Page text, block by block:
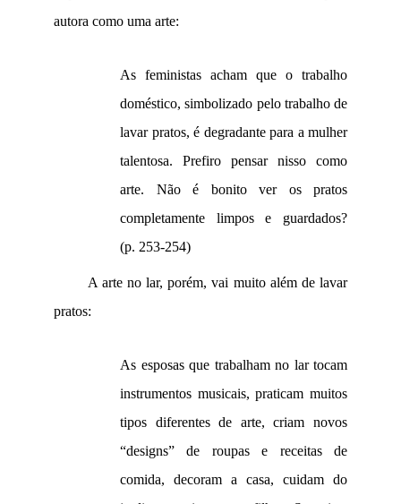
autora como uma arte:
As feministas acham que o trabalho
doméstico, simbolizado pelo trabalho de
lavar pratos, é degradante para a mulher
talentosa. Prefiro pensar nisso como
arte. Não é bonito ver os pratos
completamente limpos e guardados?
(p. 253-254)
A arte no lar, porém, vai muito além de lavar
pratos:
As esposas que trabalham no lar tocam
instrumentos musicais, praticam muitos
tipos diferentes de arte, criam novos
“designs” de roupas e receitas de
comida, decoram a casa, cuidam do